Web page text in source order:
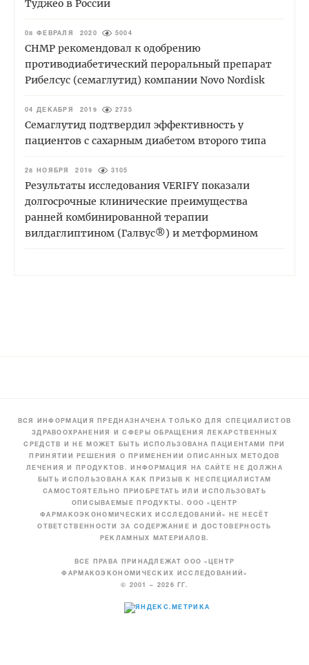
Туджео в России
08 ФЕВРАЛЯ 2020 5004
СНМР рекомендовал к одобрению
противодиабетический пероральный препарат
Рибелсус (семаглутид) компании Novo Nordisk
04 ДЕКАБРЯ 2019 2735
Семаглутид подтвердил эффективность у
пациентов с сахарным диабетом второго типа
28 НОЯБРЯ 2019 3105
Результаты исследования VERIFY показали
долгосрочные клинические преимущества
ранней комбинированной терапии
вилдаглиптином (Галвус®) и метформином
ВСЯ ИНФОРМАЦИЯ ПРЕДНАЗНАЧЕНА ТОЛЬКО ДЛЯ СПЕЦИАЛИСТОВ
ЗДРАВООХРАНЕНИЯ И СФЕРЫ ОБРАЩЕНИЯ ЛЕКАРСТВЕННЫХ
СРЕДСТВ И НЕ МОЖЕТ БЫТЬ ИСПОЛЬЗОВАНА ПАЦИЕНТАМИ ПРИ
ПРИНЯТИИ РЕШЕНИЯ О ПРИМЕНЕНИИ ОПИСАННЫХ МЕТОДОВ
ЛЕЧЕНИЯ И ПРОДУКТОВ. ИНФОРМАЦИЯ НА САЙТЕ НЕ ДОЛЖНА
БЫТЬ ИСПОЛЬЗОВАНА КАК ПРИЗЫВ К НЕСПЕЦИАЛИСТАМ
САМОСТОЯТЕЛЬНО ПРИОБРЕТАТЬ ИЛИ ИСПОЛЬЗОВАТЬ
ОПИСЫВАЕМЫЕ ПРОДУКТЫ. ООО «ЦЕНТР
ФАРМАКОЭКОНОМИЧЕСКИХ ИССЛЕДОВАНИЙ» НЕ НЕСЁТ
ОТВЕТСТВЕННОСТИ ЗА СОДЕРЖАНИЕ И ДОСТОВЕРНОСТЬ
РЕКЛАМНЫХ МАТЕРИАЛОВ.
ВСЕ ПРАВА ПРИНАДЛЕЖАТ ООО «ЦЕНТР
ФАРМАКОЭКОНОМИЧЕСКИХ ИССЛЕДОВАНИЙ»
© 2001 – 2026 ГГ.